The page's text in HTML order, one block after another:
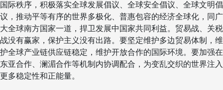
国际秩序，积极落实全球发展倡议、全球安全倡议、全球文明倡
议，推动平等有序的世界多极化、普惠包容的经济全球化，同广
大全球南方国家一道，捍卫发展中国家共同利益。贸易战、关税
战没有赢家，保护主义没有出路。要坚定维护多边贸易体制，维
护全球产业链供应链稳定，维护开放合作的国际环境。要加强在
东亚合作、澜湄合作等机制内协调配合，为变乱交织的世界注入
更多稳定性和正能量。